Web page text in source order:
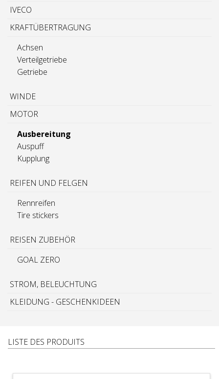
IVECO
KRAFTÜBERTRAGUNG
Achsen
Verteilgetriebe
Getriebe
WINDE
MOTOR
Ausbereitung
Auspuff
Kupplung
REIFEN UND FELGEN
Rennreifen
Tire stickers
REISEN ZUBEHÖR
GOAL ZERO
STROM, BELEUCHTUNG
KLEIDUNG - GESCHENKIDEEN
LISTE DES PRODUITS